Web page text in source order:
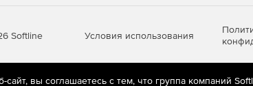
Softline Условия использования
вы соглашаетесь с тем, что группа компаний